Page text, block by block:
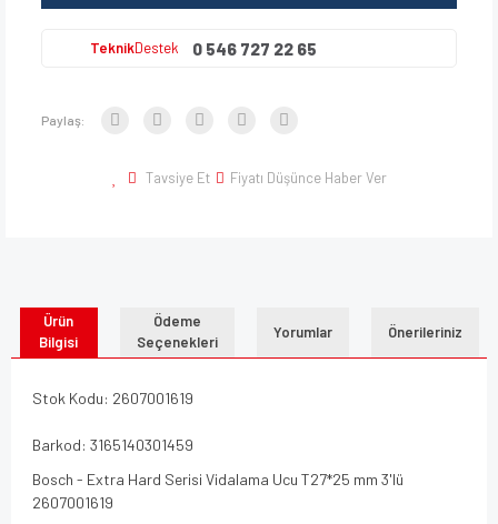
TeknikDestek 0 546 727 22 65
Paylaş:
Tavsiye Et Fiyatı Düşünce Haber Ver
Ürün
Bilgisi
Ödeme
Seçenekleri
Yorumlar Önerileriniz
Stok Kodu: 2607001619
Barkod: 3165140301459
Bosch - Extra Hard Serisi Vidalama Ucu T27*25 mm 3'lü
2607001619